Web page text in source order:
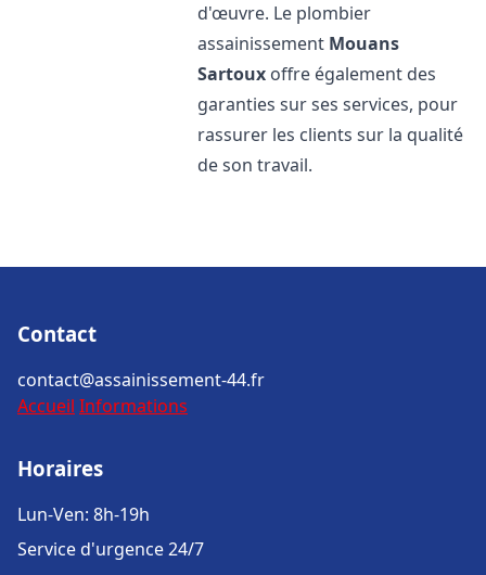
d'œuvre. Le plombier
assainissement Mouans
Sartoux offre également des
garanties sur ses services, pour
rassurer les clients sur la qualité
de son travail.
Contact
contact@assainissement-44.fr
Accueil Informations
Horaires
Lun-Ven: 8h-19h
Service d'urgence 24/7